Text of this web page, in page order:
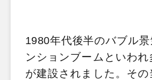
1980年代後半のバブル
ンションブームといわ
が建設されました。そ